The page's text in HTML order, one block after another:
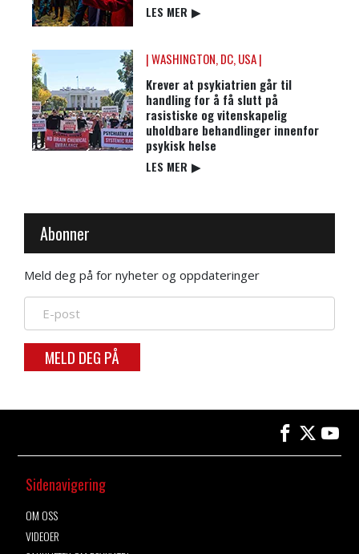
LES MER ▶
| WASHINGTON, DC, USA |
Krever at psykiatrien går til
handling for å få slutt på
rasistiske og vitenskapelig
uholdbare behandlinger innenfor
psykisk helse
LES MER ▶
Abonner
Meld deg på for nyheter og oppdateringer
MELD DEG PÅ
Sidenavigering
OM OSS
VIDEOER